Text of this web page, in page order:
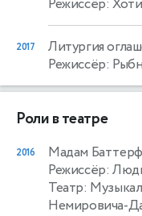
2017 Литургия
Режиссёр:
Роли в театре
2016 Мадам
Режиссёр:
Театр:
Немировича-